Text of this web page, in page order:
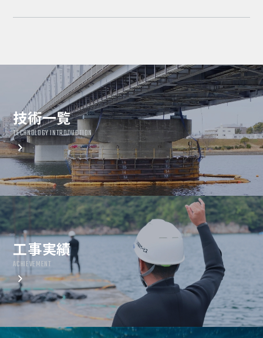
技術一覧
TECHNOLOGY INTRODUCTION
工事実績
ACHIEVEMENT